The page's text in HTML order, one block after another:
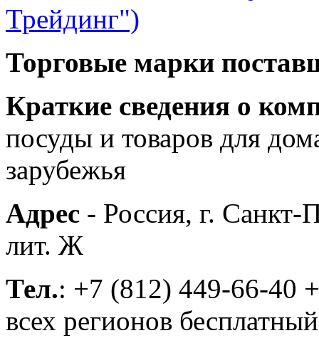
Трейдинг")
Торговые марки
Краткие сведения о
посуды и товаров для
зарубежья
Адрес - Россия, г. Санкт-
лит. Ж
Тел.: +7 (812) 449-66-40
всех регионов